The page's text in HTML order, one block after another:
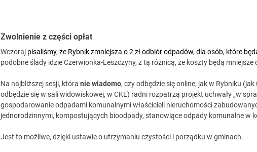
Zwolnienie z części opłat
Wczoraj pisaliśmy, że Rybnik zmniejsza o 2 zł odbiór odpadów, dla osób, które
podobne ślady idzie Czerwionka-Leszczyny, z tą różnicą, że koszty będą mniejsze
Na najbliższej sesji, która nie wiadomo, czy odbędzie się online, jak w Rybniku
odbędzie się w sali widowiskowej, w CKE) radni rozpatrzą projekt uchwały „w
gospodarowanie odpadami komunalnymi właścicieli nieruchomości
jednorodzinnymi, kompostujących bioodpady, stanowiące odpady komunalne w
Jest to możliwe, dzięki ustawie o utrzymaniu czystości i porządku w gminach.